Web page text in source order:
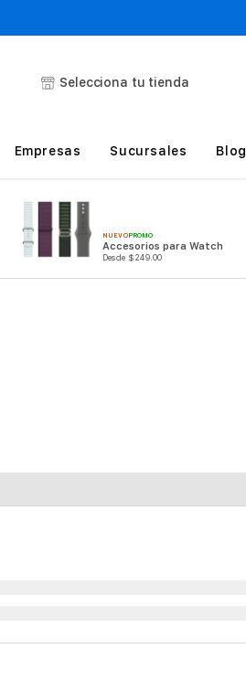
Selecciona tu tienda
Empresas Sucursales Blog
NUEVOPROMO
Accesorios para Watch
Desde $249.00